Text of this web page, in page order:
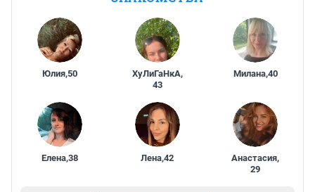
Юлия,50 ХуЛиГаНкА,
43
Милана,40
Елена,38 Лена,42 Анастасия,
29